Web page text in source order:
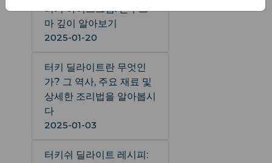
터키 아이스크림: 돈두르
마 깊이 알아보기
2025-01-20
터키 딜라이트란 무엇인
가? 그 역사, 주요 재료 및
상세한 조리법을 알아봅시
다
2025-01-03
터키쉬 딜라이트 레시피: